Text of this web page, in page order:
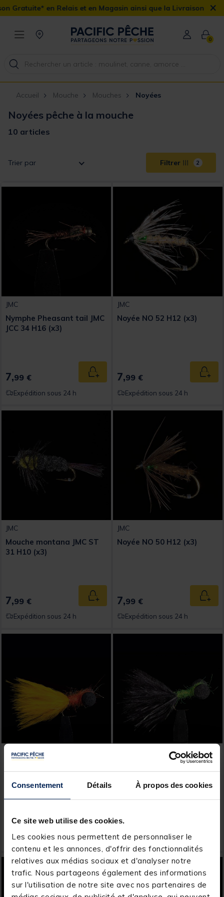
Consentement Détails À propos des cookies
Ce site web utilise des cookies.
Les cookies nous permettent de personnaliser le
contenu et les annonces, d'offrir des fonctionnalités
relatives aux médias sociaux et d'analyser notre
trafic. Nous partageons également des informations
sur l'utilisation de notre site avec nos partenaires de
en Relais et en Magasin ainsi que la Livraison Domicile
×
0
Accueil Mouche Mouches Noyées
Noyées pêche à la mouche
10 articles
Trier par Filtrer 2
JMC
Nymphe Pheasant tail JMC
JCC 34 H16 (x3)
7,99 € Ajouter au panier
Expédition sous 24 h
JMC
Noyée NO 52 H12 (x3)
7,99 €
Expédition sous 24 h
JMC
Mouche montana JMC ST
31 H10 (x3)
7,99 € Ajouter au panier
Expédition sous 24 h
JMC
Noyée NO 50 H12 (x3)
7,99 €
Expédition sous 24 h
JMC
7,99 € Ajouter au panier
Expédition sous 7 jours
Booby JMC 10 H10 (x3)
7,
Expédition sous 7 jours
-17% DESTOCKAGE